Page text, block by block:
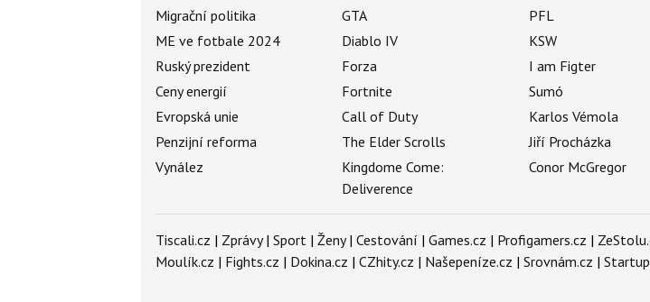
Migrační politika
ME ve fotbale 2024
Ruský prezident
Ceny energií
Evropská unie
Penzijní reforma
Vynález
GTA
Diablo IV
Forza
Fortnite
Call of Duty
The Elder Scrolls
Kingdome Come:
Deliverence
PFL
KSW
I am Figter
Sumó
Karlos Vémola
Jiří Procházka
Conor McGregor
Tiscali.cz | Zprávy| Sport | Ženy| Cestování | Games.cz | Profigamers.cz |
Moulík.cz | Fights.cz | Dokina.cz | CZhity.cz | Našepeníze.cz | Srovnám.cz |